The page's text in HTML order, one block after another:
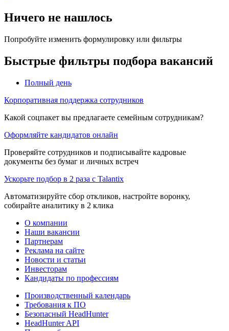
Ничего не нашлось
Попробуйте изменить формулировку или фильтры
Быстрые фильтры подбора вакансий
Полный день
Корпоративная поддержка сотрудников
Какой соцпакет вы предлагаете семейным сотрудникам?
Оформляйте кандидатов онлайн
Проверяйте сотрудников и подписывайте кадровые
документы без бумаг и личных встреч
Ускорьте подбор в 2 раза с Talantix
Автоматизируйте сбор откликов, настройте воронку,
собирайте аналитику в 2 клика
О компании
Наши вакансии
Партнерам
Реклама на сайте
Новости и статьи
Инвесторам
Кандидаты по профессиям
Производственный календарь
Требования к ПО
Безопасный HeadHunter
HeadHunter API